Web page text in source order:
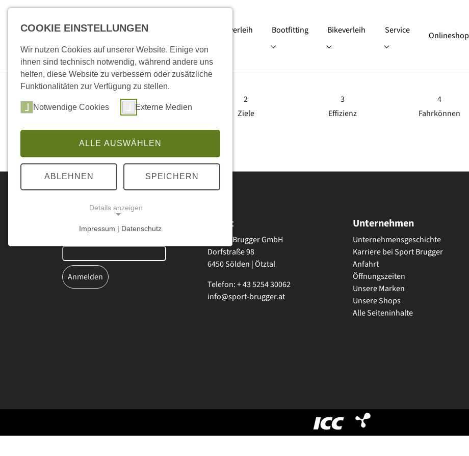
Skip to main navigation
Skip to main content
Skip to page footer
Sportshops
Submenu for "Sportshops"
Online Skiverleih
Submenu for "Online Skiverleih"
Bootfitting
Submenu for "Bootfitting"
Bikeverleih
Submenu for "Bikeverleih"
Service
Submenu for "Service"
Onlineshop
Gelände
2
Ziele
3
Effizienz
4
Fahrkönnen
Jetzt Konfigurator starten!
Newsletter About
Sport - Brugger GmbH
Dorfstraße 98
6450 Sölden | Ötztal
Telefon: + 43 5254 30062
info@sport-brugger.at
Unternehmen
Unternehmensgeschichte
Karriere bei Sport Brugger
Anfahrt
Öffnungszeiten
Unsere Marken
Unsere Shops
Alle Seiteninhalte
COOKIE EINSTELLUNGEN
Wir nutzen Cookies auf unserer Website. Einige von
ihnen sind technisch notwendig, während andere uns
helfen, diese Website zu verbessern oder zusätzliche
Funktionalitäten zur Verfügung zu stellen.
Notwendige Cookies Externe Medien
ALLE AUSWÄHLEN
ABLEHNEN SPEICHERN
Details anzeigen
Funktionen und sind für die einwandfreie Funktion
der Website erforderlich.
Impressum | Datenschutz